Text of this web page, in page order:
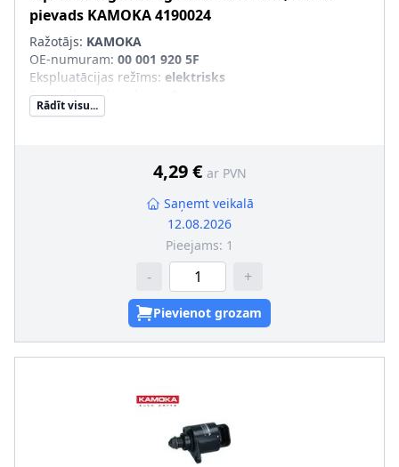
pievads KAMOKA4190024
Ražotājs: KAMOKA
OE-numuram: 00 001 920 5F
Ekspluatācijas režīms: elektrisks
Spraudkontaktu skaits
Rādīt visu...
4,29 € ar PVN
Saņemt veikalā
12.08.2026
Pieejams: 1
- +
Pievienot grozam